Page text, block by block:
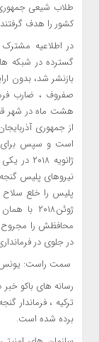
طلاب شیعی
کشور را هدف
در اطلاعیه
گسترده در شبکه
بازنشر شد، بدون
صفروف ، ضارب
هشت ماه در شهر
از جمهوری
است و سپس برای
ژانویه
نیروهای پلیس
پلیس را خلع سلاح
محافظش را مجروح
در جلوی در
سمت راست:
رسانه های باکو
ترکیه ، فرماندار
برده شده است.